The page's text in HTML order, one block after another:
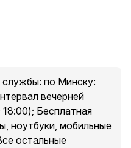
– бесплатно.
185, оф. 36
с/, 40/2, бизнес-центр
ТЦ «Орбита Молл», 2
в торце здания
помещение 2-Н
доставляемых
службы: по Минску:
вечерней
Бесплатная
ноутбуки, мобильные
остальные